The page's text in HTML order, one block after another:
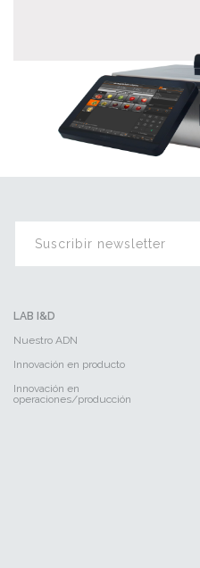
LAB I&D
Nuestro ADN
Innovación en producto
Innovación en
operaciones/producción